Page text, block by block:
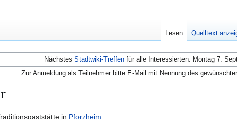
Nächstes Stadtwiki-Treffen für alle Interessierten: Montag 7.
Zur Anmeldung als Teilnehmer bitte E-Mail mit Nennung des
in Pforzheim
Lesen Quelltext